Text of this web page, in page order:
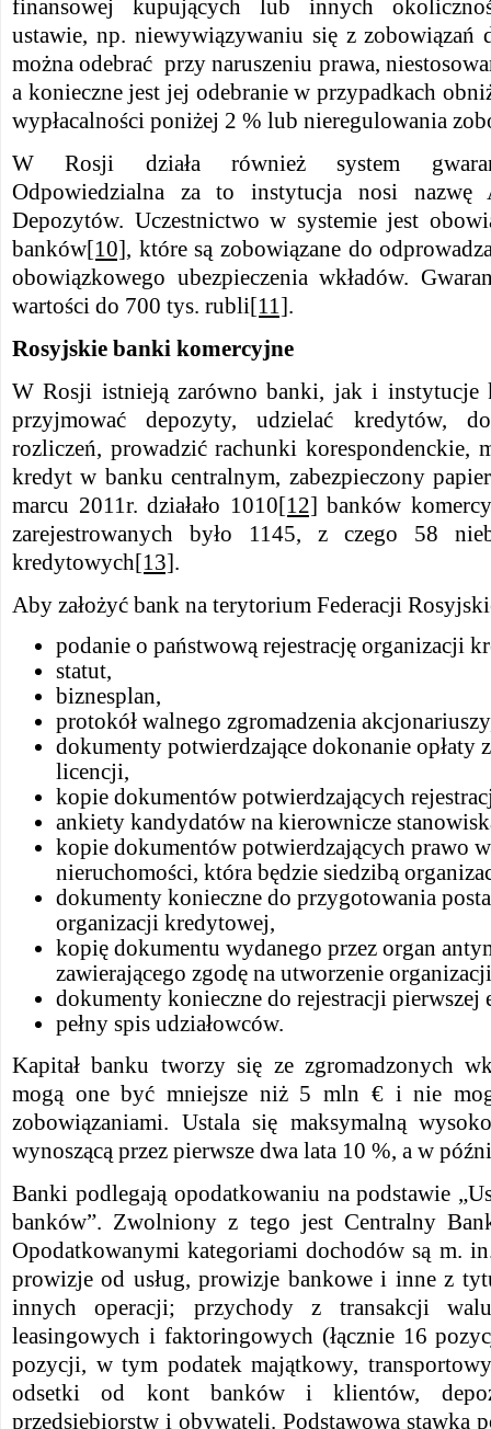
finansowej kupujących lub innych
ustawie, np. niewywiązywaniu się z zobowiązań
można odebrać przy naruszeniu prawa,
a konieczne jest jej odebranie w przypadkach
wypłacalności poniżej 2 % lub nieregulowania
W Rosji działa również system
Odpowiedzialna za to instytucja nosi nazwę
Depozytów. Uczestnictwo w systemie jest
banków[10], które są zobowiązane do
obowiązkowego ubezpieczenia wkładów.
wartości do 700 tys. rubli [11].
Rosyjskie banki komercyjne
W Rosji istnieją zarówno banki, jak i instytucje
przyjmować depozyty, udzielać kredytów,
rozliczeń, prowadzić rachunki korespondenckie,
kredyt w banku centralnym, zabezpieczony
marcu 2011r. działało 1010[12] banków
zarejestrowanych było 1145, z czego 58
kredytowych [13].
Aby założyć bank na terytorium Federacji
podanie o państwową rejestrację organizacji
statut,
biznesplan,
protokół walnego zgromadzenia
dokumenty potwierdzające dokonanie opłaty
licencji,
kopie dokumentów potwierdzających
ankiety kandydatów na kierownicze
kopie dokumentów potwierdzających prawo
nieruchomości, która będzie siedzibą
dokumenty konieczne do przygotowania
organizacji kredytowej,
kopię dokumentu wydanego przez organ
zawierającego zgodę na utworzenie
dokumenty konieczne do rejestracji pierwszej
pełny spis udziałowców.
Kapitał banku tworzy się ze zgromadzonych
mogą one być mniejsze niż 5 mln € i nie
zobowiązaniami. Ustala się maksymalną
wynoszącą przez pierwsze dwa lata 10 %, a w
Banki podlegają opodatkowaniu na podstawie
banków”. Zwolniony z tego jest Centralny
Opodatkowanymi kategoriami dochodów są m.
prowizje od usług, prowizje bankowe i inne z
innych operacji; przychody z transakcji
leasingowych i faktoringowych (łącznie 16
pozycji, w tym podatek majątkowy,
odsetki od kont banków i klientów,
przedsiębiorstw i obywateli. Podstawowa stawka